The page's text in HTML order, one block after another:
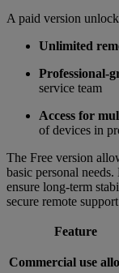
A paid version
Unlimited
Professional-
service team
Access for
of devices in
The Free version
basic personal
ensure long-term
secure remote
Feature
Commercial use